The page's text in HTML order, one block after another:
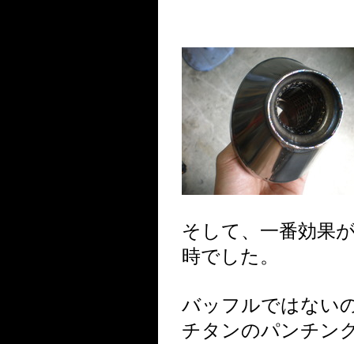
そして、一番効果
時でした。
バッフルではない
チタンのパンチン